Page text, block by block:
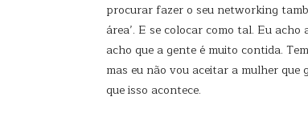
procurar fazer o seu networking
área’. E se colocar como tal. Eu
acho que a gente é muito contida.
mas eu não vou aceitar a mulher
que isso acontece.